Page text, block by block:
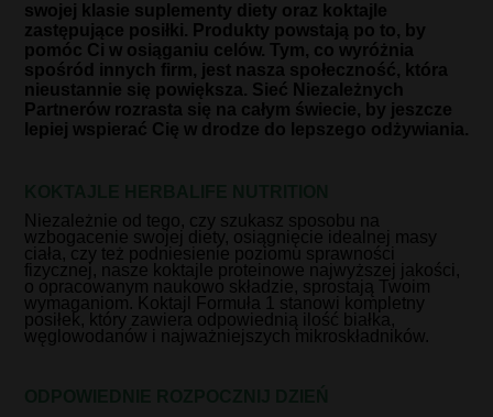
swojej klasie suplementy diety oraz koktajle
zastępujące posiłki. Produkty powstają po to, by
pomóc Ci w osiąganiu celów. Tym, co wyróżnia
spośród innych firm, jest nasza społeczność, która
nieustannie się powiększa. Sieć Niezależnych
Partnerów rozrasta się na całym świecie, by jeszcze
lepiej wspierać Cię w drodze do lepszego odżywiania.
Niezależnie od tego, czy szukasz sposobu na
wzbogacenie swojej diety, osiągnięcie idealnej masy
ciała, czy też podniesienie poziomu sprawności
fizycznej, nasze koktajle proteinowe najwyższej jakości,
o opracowanym naukowo składzie, sprostają Twoim
wymaganiom. Koktajl Formuła 1 stanowi kompletny
posiłek, który zawiera odpowiednią ilość białka,
węglowodanów i najważniejszych mikroskładników.